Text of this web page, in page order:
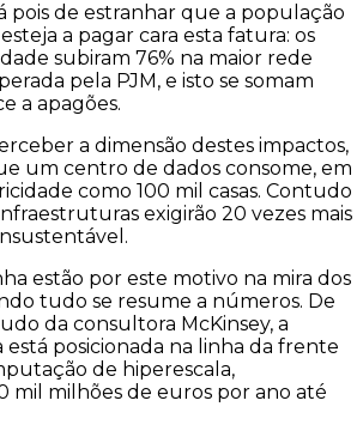
pois de estranhar que a população
a pagar cara esta fatura: os
subiram 76% na maior rede
pela PJM, e isto se somam
a apagões.
a dimensão destes impactos,
um centro de dados consome, em
como 100 mil casas. Contudo
exigirão 20 vezes mais
estão por este motivo na mira dos
tudo se resume a números. De
da consultora McKinsey, a
posicionada na linha da frente
de hiperescala,
mil milhões de euros por ano até